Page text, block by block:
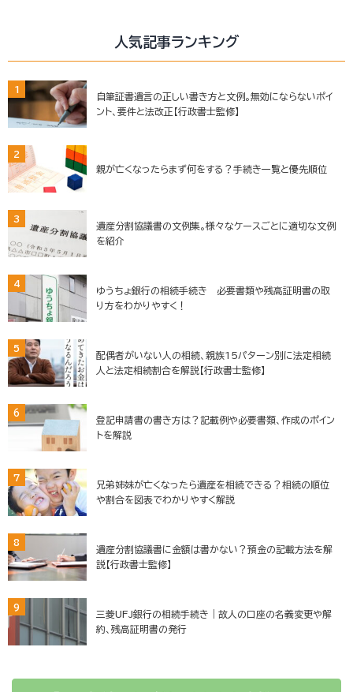
人気記事ランキング
1
自筆証書遺言の正しい書き方と文例。無効にならないポイ
ント、要件と法改正【行政書士監修】
2
親が亡くなったらまず何をする？手続き一覧と優先順位
3
遺産分割協議書の文例集。様々なケースごとに適切な文例
を紹介
4
ゆうちょ銀行の相続手続き 必要書類や残高証明書の取
り方をわかりやすく！
5
配偶者がいない人の相続、親族15パターン別に法定相続
人と法定相続割合を解説【行政書士監修】
6
登記申請書の書き方は？記載例や必要書類、作成のポイン
トを解説
7
兄弟姉妹が亡くなったら遺産を相続できる？相続の順位
や割合を図表でわかりやすく解説
8
遺産分割協議書に金額は書かない？預金の記載方法を解
説【行政書士監修】
9
三菱UFJ銀行の相続手続き｜故人の口座の名義変更や解
約、残高証明書の発行